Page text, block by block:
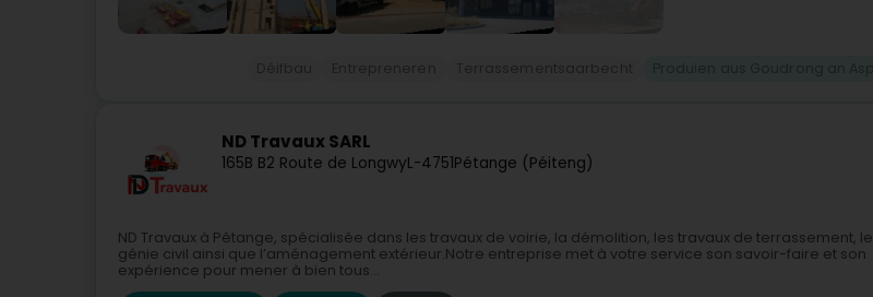
ND Travaux SARL
165B B2 Route de LongwyL-4751Pétange (Péiteng)
ND Travaux à Pétange, spécialisée dans les travaux de voirie, la démolition, les travaux de terrassement, le
génie civil ainsi que l’aménagement extérieur.Notre entreprise met à votre service son savoir-faire et son
expérience pour mener à bien tous...